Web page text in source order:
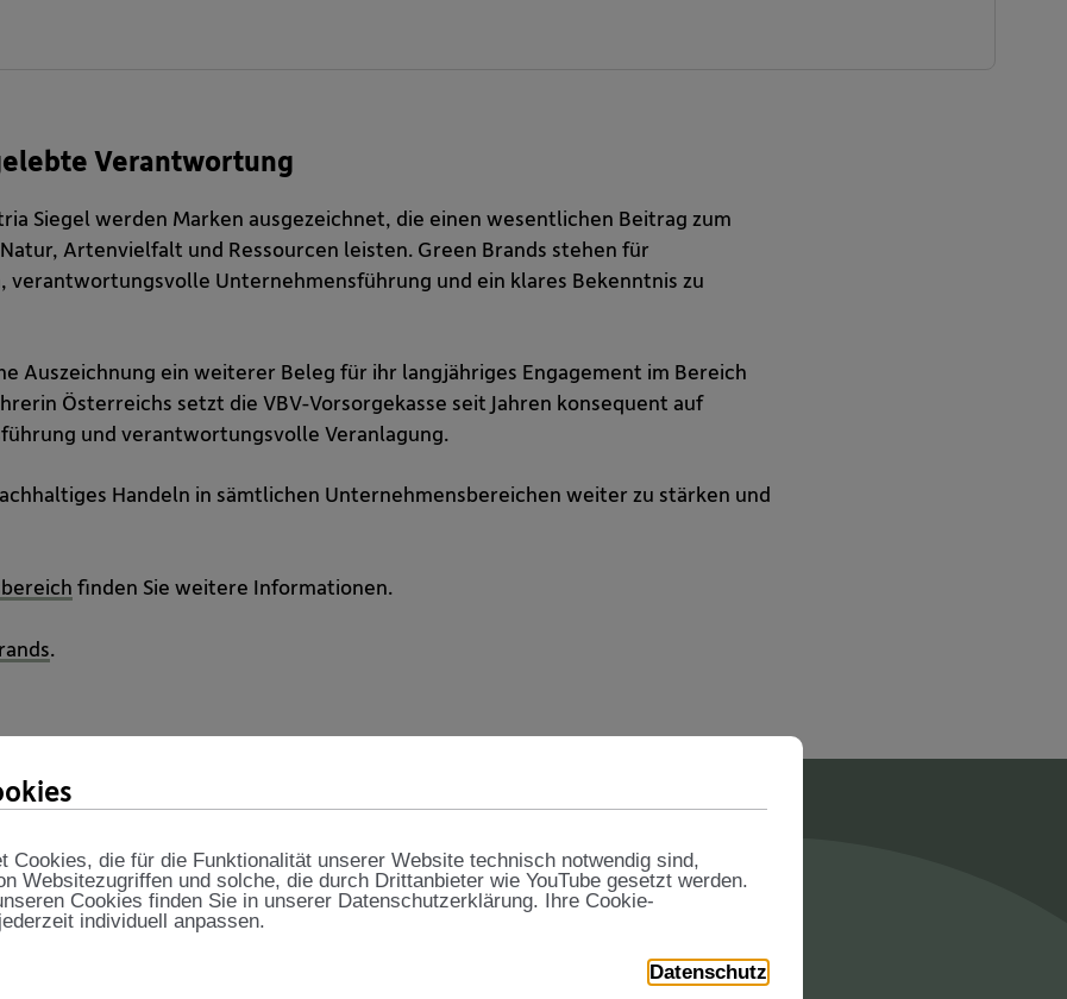
Verantwortung
Siegel werden Marken ausgezeichnet, die einen wesentlichen Beitrag zum
Artenvielfalt und Ressourcen leisten. Green Brands stehen für
verantwortungsvolle Unternehmensführung und ein klares Bekenntnis zu
Auszeichnung ein weiterer Beleg für ihr langjähriges Engagement im Bereich
Österreichs setzt die VBV-Vorsorgekasse seit Jahren konsequent auf
und verantwortungsvolle Veranlagung.
Handeln in sämtlichen Unternehmensbereichen weiter zu stärken und
finden Sie weitere Informationen.
.
Weitere Auszeichnungen
Zahlreiche Auszeichnungen und Zertifikate
belegen das Engagement und die herausragenden
Cookies, die für die Funktionalität unserer Website technisch notwendig sind,
Websitezugriffen und solche, die durch Drittanbieter wie YouTube gesetzt werden.
Cookies finden Sie in unserer Datenschutzerklärung. Ihre Cookie-
individuell anpassen.
Datenschutz